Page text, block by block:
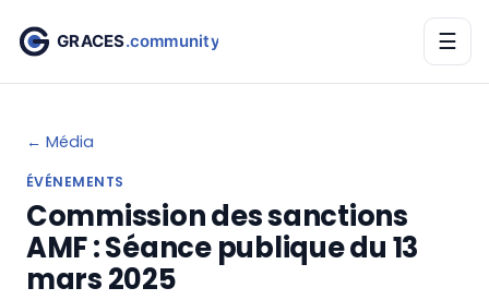
☰
← Média
ÉVÉNEMENTS
Commission des sanctions
AMF : Séance publique du 13
mars 2025